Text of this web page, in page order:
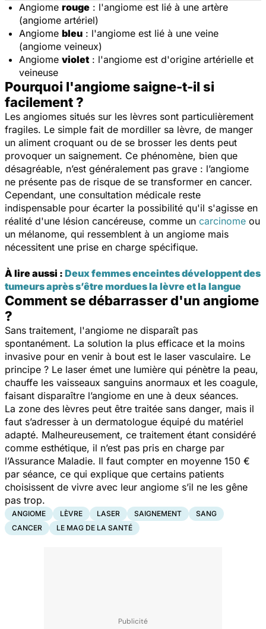
Angiome rouge : l'angiome est lié à une artère
(angiome artériel)
Angiome bleu : l'angiome est lié à une veine
(angiome veineux)
Angiome violet : l'angiome est d'origine artérielle et
veineuse
Pourquoi l'angiome saigne-t-il si
facilement ?
Les angiomes situés sur les lèvres sont particulièrement
fragiles. Le simple fait de mordiller sa lèvre, de manger
un aliment croquant ou de se brosser les dents peut
provoquer un saignement. Ce phénomène, bien que
désagréable, n’est généralement pas grave : l’angiome
ne présente pas de risque de se transformer en cancer.
Cependant, une consultation médicale reste
indispensable pour écarter la possibilité qu'il s'agisse en
réalité d'une lésion cancéreuse, comme un carcinome ou
un mélanome, qui ressemblent à un angiome mais
nécessitent une prise en charge spécifique.
À lire aussi : Deux femmes enceintes développent des
tumeurs après s’être mordues la lèvre et la langue
Comment se débarrasser d'un angiome
?
Sans traitement, l'angiome ne disparaît pas
spontanément. La solution la plus efficace et la moins
invasive pour en venir à bout est le laser vasculaire. Le
principe ? Le laser émet une lumière qui pénètre la peau,
chauffe les vaisseaux sanguins anormaux et les coagule,
faisant disparaître l’angiome en une à deux séances.
La zone des lèvres peut être traitée sans danger, mais il
faut s’adresser à un dermatologue équipé du matériel
adapté. Malheureusement, ce traitement étant considéré
comme esthétique, il n’est pas pris en charge par
l’Assurance Maladie. Il faut compter en moyenne 150 €
par séance, ce qui explique que certains patients
choisissent de vivre avec leur angiome s’il ne les gêne
pas trop.
ANGIOME LÈVRE LASER SAIGNEMENT
SANG
CANCER
LE MAG DE LA SANTÉ